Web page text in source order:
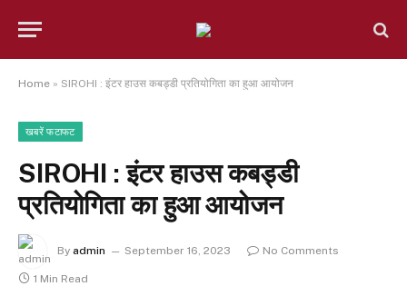
Home » SIROHI : इंटर हाउस कबड्डी प्रतियोगिता का हुआ आयोजन
खबरें फटाफट
SIROHI : इंटर हाउस कबड्डी
प्रतियोगिता का हुआ आयोजन
By admin September 16, 2023 No Comments
1 Min Read